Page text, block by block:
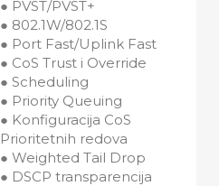
● PVST/PVST+
● 802.1W/802.1S
● Port Fast/Uplink Fast
● CoS Trust i Override
● Scheduling
● Priority Queuing
● Konfiguracija CoS
Prioritetnih redova
● Weighted Tail Drop
● DSCP transparencija